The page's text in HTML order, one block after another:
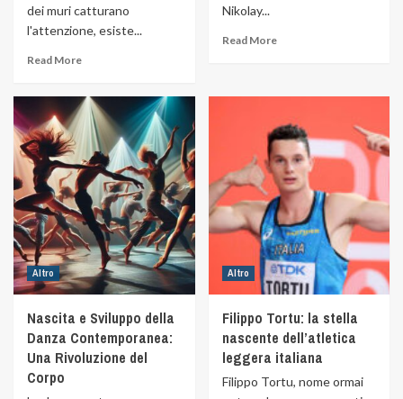
dei muri catturano
l'attenzione, esiste...
Read More
Nikolay...
Read More
Altro
Nascita e Sviluppo della
Danza Contemporanea:
Una Rivoluzione del
Corpo
Altro
Filippo Tortu: la stella
nascente dell’atletica
leggera italiana
Filippo Tortu, nome ormai